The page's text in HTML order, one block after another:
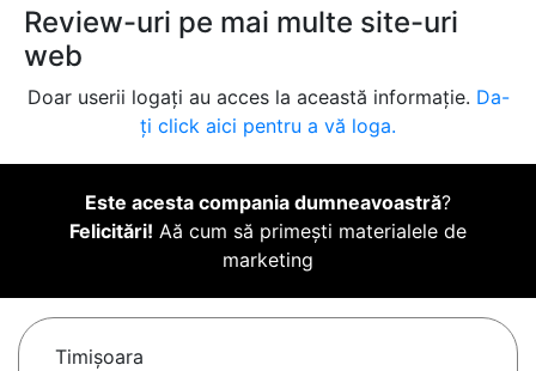
Review-uri pe mai multe site-uri
web
Doar userii logați au acces la această informație. Da-
ți click aici pentru a vă loga.
Este acesta compania dumneavoastră?
Felicitări! Aă cum să primești materialele de
marketing
Timişoara